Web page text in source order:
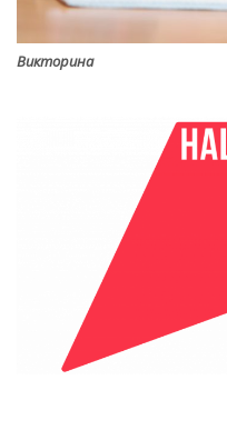
Викторина